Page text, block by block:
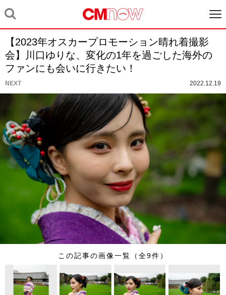
【2023年オスカープロモーション晴れ着撮影
会】川口ゆりな、変化の1年を過ごした海外の
ファンにも会いに行きたい！
NEXT 2022.12.19
この記事の画像一覧（全9件）